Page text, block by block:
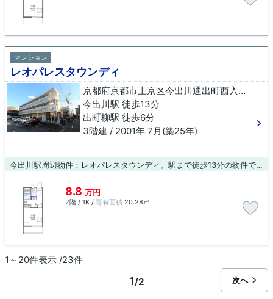
マンション
レオパレスタウンディ
京都府京都市上京区今出川通出町西入三芳町
今出川駅 徒歩13分
出町柳駅 徒歩6分
3階建 / 2001年 7月(築25年)
今出川駅周辺物件：レオパレスタウンディ。駅まで徒歩13分の物件です。防犯対策もバッチリなマンションタイプの物件です。京都市上京区で新生活を始めるなら、創業元治元年 小林工務店が住まい探しをサポートいたします。お気軽に075-406-0007、info@arch-koba.comまでお問い合わせください。
8.8 万円
2階 / 1K / 専有面積 20.28㎡
1～20件表示 /23件
1/2 次へ